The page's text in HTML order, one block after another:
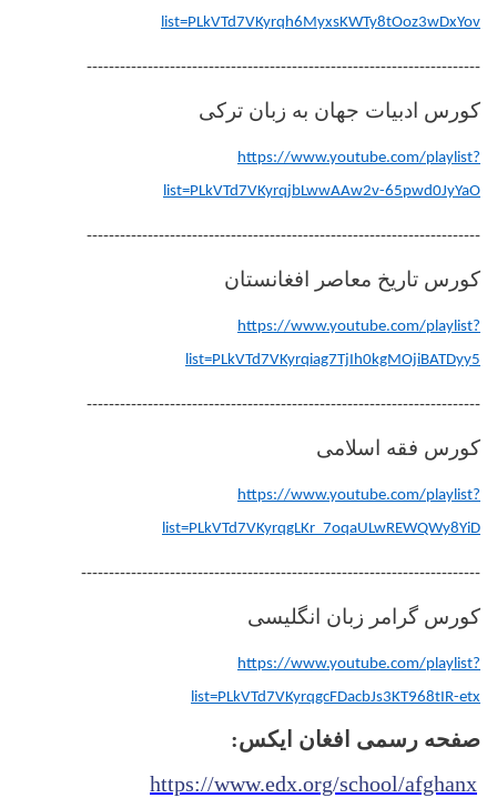
list=PLkVTd7VKyrqh6MyxsKWTy8tOoz3wDxYov
-----------------------------------------------------------------------
کورس ادبیات جهان به زبان ترکی
https://www.youtube.com/playlist?
list=PLkVTd7VKyrqjbLwwAAw2v-65pwd0JyYaO
-----------------------------------------------------------------------
کورس تاریخ معاصر افغانستان
https://www.youtube.com/playlist?
list=PLkVTd7VKyrqiag7TjIh0kgMOjiBATDyy5
-----------------------------------------------------------------------
کورس فقه اسلامی
https://www.youtube.com/playlist?
list=PLkVTd7VKyrqgLKr_7oqaULwREWQWy8YiD
------------------------------------------------------------------------
کورس گرامر زبان انگلیسی
https://www.youtube.com/playlist?
list=PLkVTd7VKyrqgcFDacbJs3KT968tIR-etx
صفحه رسمی افغان ایکس:
https://www.edx.org/school/afghanx